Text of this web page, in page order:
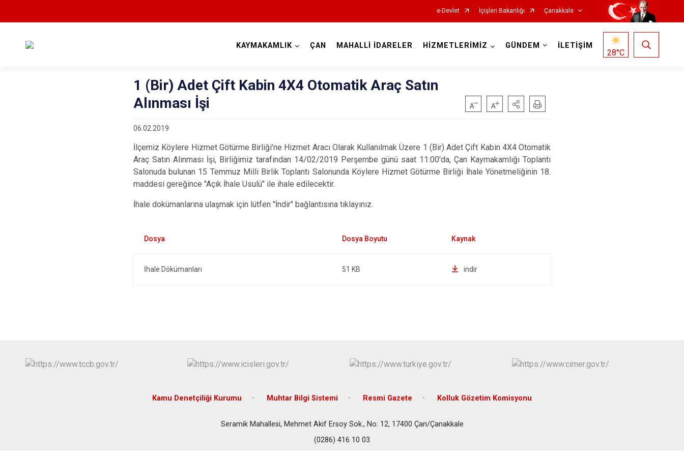
e-Devlet İçişleri Bakanlığı Çanakkale
Ayvacık
Ezine
KAYMAKAMLIK ÇAN MAHALLİ İDARELER HİZMETLERİMİZ GÜNDEM İLETİŞİM
28°C
1 (Bir) Adet Çift Kabin 4X4 Otomatik Araç Satın
Alınması İşi
06.02.2019
İlçemiz Köylere Hizmet Götürme Birliği’ne Hizmet Aracı Olarak Kullanılmak Üzere 1 (Bir) Adet Çift Kabin 4X4 Otomatik
Araç Satın Alınması İşi, Birliğimiz tarafından 14/02/2019 Perşembe günü saat 11:00'da, Çan Kaymakamlığı Toplantı
Salonuda bulunan 15 Temmuz Milli Birlik Toplantı Salonunda Köylere Hizmet Götürme Birliği İhale Yönetmeliğinin 18.
maddesi gereğince "Açık İhale Usulü" ile ihale edilecektir.
İhale dokümanlarına ulaşmak için lütfen "İndir" bağlantısına tıklayınız.
İhale Dökümanları 51 KB indir
Kamu Denetçiliği Kurumu Muhtar Bilgi Sistemi Resmi Gazete Kolluk Gözetim Komisyonu
Seramik Mahallesi, Mehmet Akif Ersoy Sok., No: 12, 17400 Çan/Çanakkale
(0286) 416 10 03